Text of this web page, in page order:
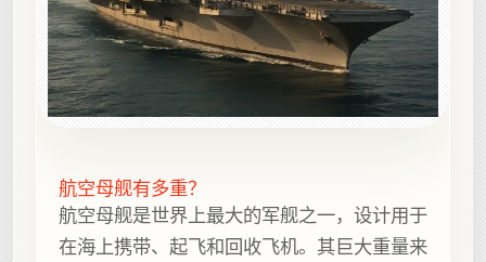
航空母舰有多重？
航空母舰是世界上最大的军舰之一，设计用于
在海上携带、起飞和回收飞机。其巨大重量来